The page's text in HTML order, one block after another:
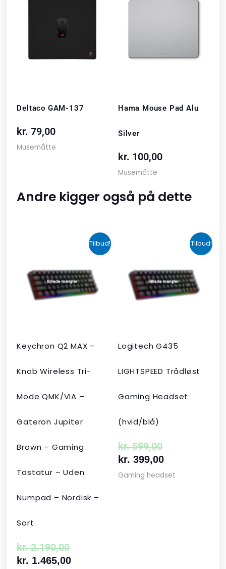
Deltaco GAM-137
kr. 79,00
Musemåtte
Hama Mouse Pad Alu
Silver
kr. 100,00
Musemåtte
Andre kigger også på dette
Tilbud!
Keychron Q2 MAX –
Knob Wireless Tri-
Mode QMK/VIA –
Gateron Jupiter
Brown – Gaming
Tastatur – Uden
Numpad – Nordisk –
Sort
kr.2.190,00
oprindelige
pris
var:
kr. 2.190,00.
kr. 1.465,00
Den
aktuelle
pris
er:
kr. 1.465,00.
Tilbud!
Logitech G435
LIGHTSPEED Trådløst
Gaming Headset
(hvid/blå)
kr.599,00
oprindelige
pris
var:
kr. 599,00.
kr. 399,00
aktuelle
pris
er:
kr. 399,00.
Gaming headset